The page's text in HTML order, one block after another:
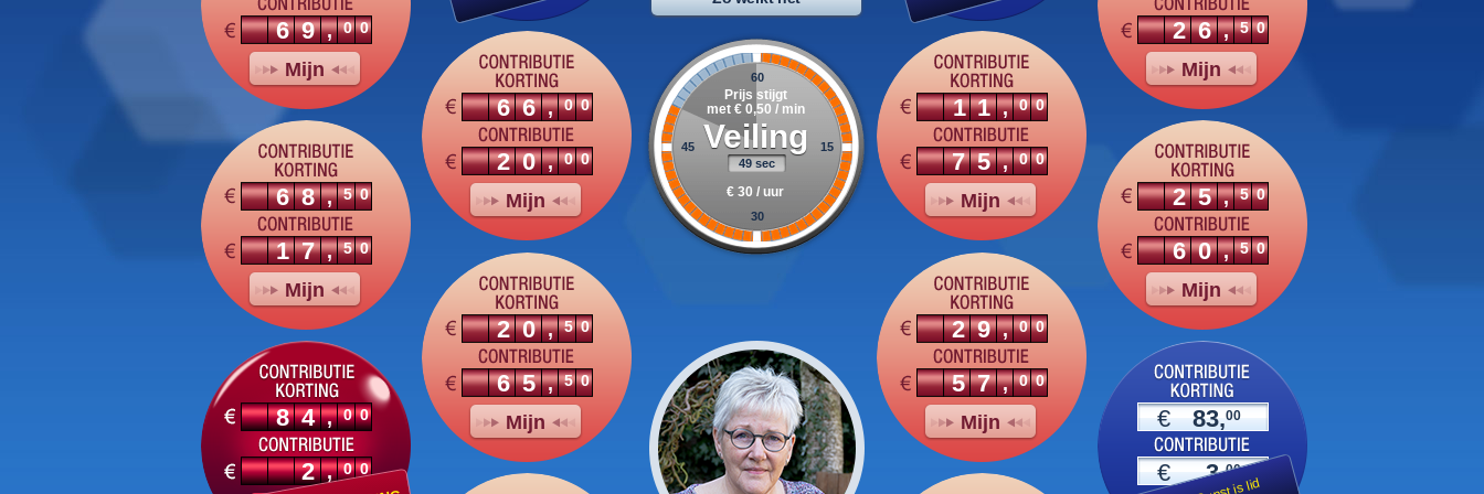
50 sec
Prijs stijgt
met € 0,50 / min
Veiling
€ 30 / uur
60
15
30
45
69, 00
Mijn
26, 50
Mijn
66, 00
20, 00
Mijn
11, 00
75, 00
Mijn
68, 50
17, 50
Mijn
25, 50
60, 50
Mijn
20, 50
65, 50
Mijn
29, 00
57, 00
Mijn
84, 00
2, 00
€ 83,00
€ 3,00